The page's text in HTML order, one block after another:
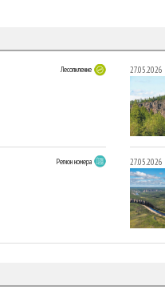
Лесопиление
Регион номера
27.05.2026
27.05.2026